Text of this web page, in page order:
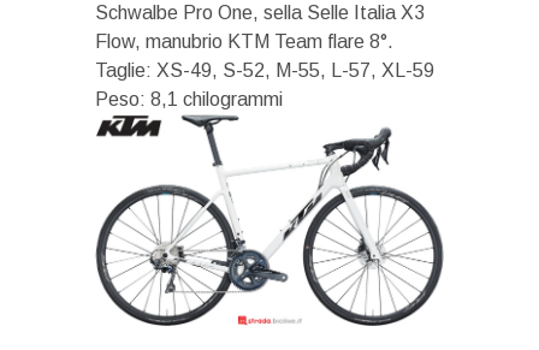
Schwalbe Pro One, sella Selle Italia X3
Flow, manubrio KTM Team flare 8°.
Taglie: XS-49, S-52, M-55, L-57, XL-59
Peso: 8,1 chilogrammi